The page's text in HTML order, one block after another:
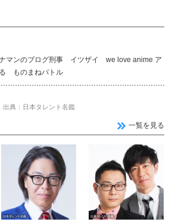
マンのブログ刑事 イツザイ we love anime ア
ものまねバトル
出典：日本タレント名鑑
一覧を見る